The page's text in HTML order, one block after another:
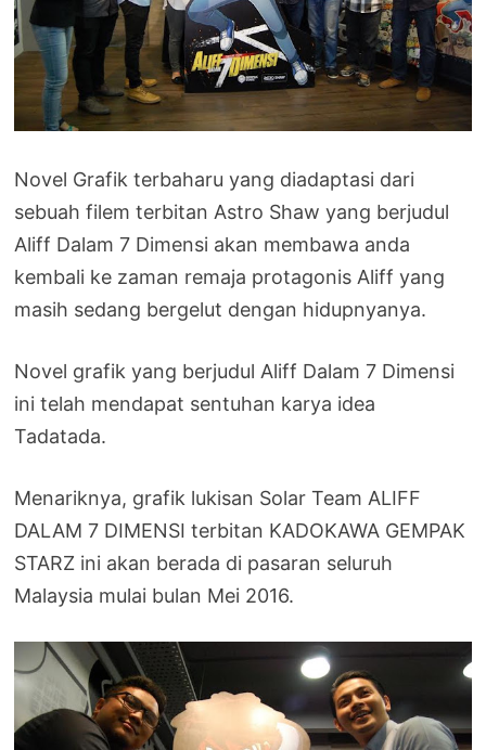
Novel Grafik terbaharu yang diadaptasi dari
sebuah filem terbitan Astro Shaw yang berjudul
Aliff Dalam 7 Dimensi akan membawa anda
kembali ke zaman remaja protagonis Aliff yang
masih sedang bergelut dengan hidupnyanya.
Novel grafik yang berjudul Aliff Dalam 7 Dimensi
ini telah mendapat sentuhan karya idea
Tadatada.
Menariknya, grafik lukisan Solar Team ALIFF
DALAM 7 DIMENSI terbitan KADOKAWA GEMPAK
STARZ ini akan berada di pasaran seluruh
Malaysia mulai bulan Mei 2016.